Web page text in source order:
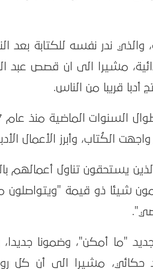
مشيرا الى ان قصص عبد
أدبا قريبا من الناس.
الكُتاب، وأبرز الأعمال
يستحقون تناول أعمالهم
شيئا ذو قيمة "ويتواصلون
"ما أمكن"، وضمونا
حكائي، مشيرا الى أن كل